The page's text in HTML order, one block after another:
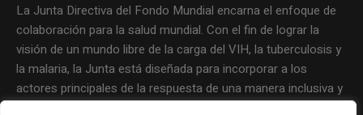
La Junta Directiva del Fondo Mundial encarna el enfoque de
colaboración para la salud mundial. Con el fin de lograr la
visión de un mundo libre de la carga del VIH, la tuberculosis y
la malaria, la Junta está diseñada para incorporar a los
actores principales de la respuesta de una manera inclusiva y